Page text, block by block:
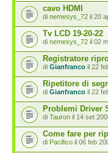
cavo HDMI
di nemesys_72 il 20
Tv LCD 19-20-22
di nemesys_72 il 02
Registratore
di Gianfranco il 22
Ripetitore di
di Gianfranco il 22
Problemi Driver
di Tauron il 14 set
Come fare per
di Pacifico il 06 feb